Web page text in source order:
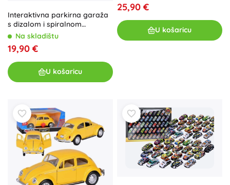
Interaktivna parkirna garaža
s dizalom i spiralnom
rampom za djecu
Na skladištu
19,90 €
U košaricu
25,90 €
U košaricu